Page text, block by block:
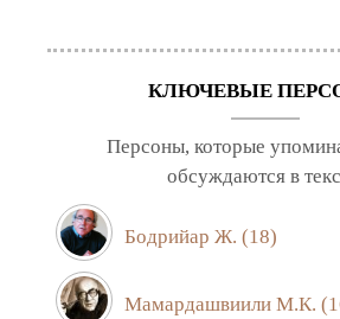
КЛЮЧЕВЫЕ
Персоны, которые
обсуждаются в
Бодрийар Ж. (18)
Мамардашвиили М.К.